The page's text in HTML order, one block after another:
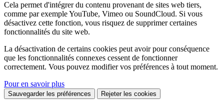
Cela permet d'intégrer du contenu provenant de sites web tiers,
comme par exemple YouTube, Vimeo ou SoundCloud. Si vous
désactivez cette fonction, vous risquez de supprimer certaines
fonctionnalités du site web.
La désactivation de certains cookies peut avoir pour conséquence
que les fonctionnalités connexes cessent de fonctionner
correctement. Vous pouvez modifier vos préférences à tout moment.
Pour en savoir plus
Sauvegarder les préférences Rejeter les cookies